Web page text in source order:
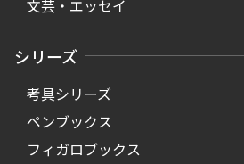
文芸・エッセイ
シリーズ
考具シリーズ
ペンブックス
フィガロブックス